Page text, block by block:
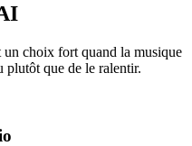
un choix fort quand la musique
que de le ralentir.